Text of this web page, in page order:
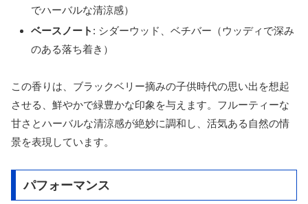
でハーバルな清涼感）
ベースノート : シダーウッド、ベチバー（ウッディで深み
のある落ち着き）
この香りは、ブラックベリー摘みの子供時代の思い出を想起
させる、鮮やかで緑豊かな印象を与えます。フルーティーな
甘さとハーバルな清涼感が絶妙に調和し、活気ある自然の情
景を表現しています。
パフォーマンス